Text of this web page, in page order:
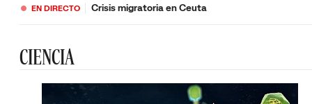
EN DIRECTO Crisis migratoria en Ceuta
CIENCIA